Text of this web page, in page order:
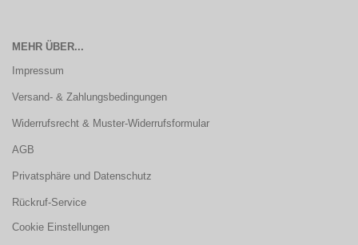
MEHR ÜBER...
Impressum
Versand- & Zahlungsbedingungen
Widerrufsrecht & Muster-Widerrufsformular
AGB
Privatsphäre und Datenschutz
Rückruf-Service
Cookie Einstellungen